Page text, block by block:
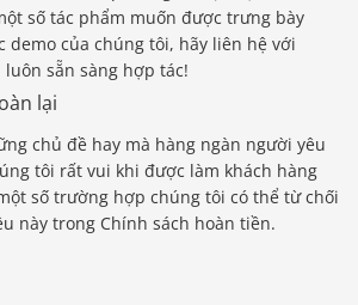
số tác phẩm muốn được trưng bày
demo của chúng tôi, hãy liên hệ với
sẵn sàng hợp tác!
lại
chủ đề hay mà hàng ngàn người yêu
tôi rất vui khi được làm khách hàng
số trường hợp chúng tôi có thể từ chối
này trong Chính sách hoàn tiền.